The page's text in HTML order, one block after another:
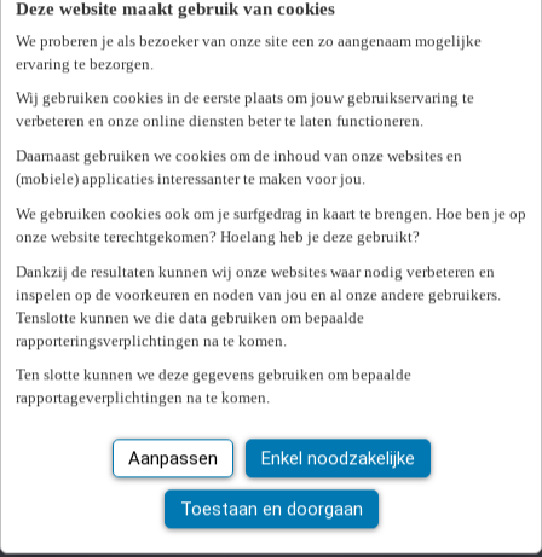
Deze website maakt gebruik van cookies
We proberen je als bezoeker van onze site een zo aangenaam mogelijke
ervaring te bezorgen.
Wij gebruiken cookies in de eerste plaats om jouw gebruikservaring te
verbeteren en onze online diensten beter te laten functioneren.
Daarnaast gebruiken we cookies om de inhoud van onze websites en
(mobiele) applicaties interessanter te maken voor jou.
We gebruiken cookies ook om je surfgedrag in kaart te brengen. Hoe ben je op
onze website terechtgekomen? Hoelang heb je deze gebruikt?
Dankzij de resultaten kunnen wij onze websites waar nodig verbeteren en
inspelen op de voorkeuren en noden van jou en al onze andere gebruikers.
Tenslotte kunnen we die data gebruiken om bepaalde
rapporteringsverplichtingen na te komen.
Ten slotte kunnen we deze gegevens gebruiken om bepaalde
rapportageverplichtingen na te komen.
Aanpassen Enkel noodzakelijke
Toestaan en doorgaan
onderneming zijn echter de professionals die u tewerkstelt.
Afhankelijk van uw specifieke behoeften, stelt Unique Career u de
juiste Project Consultants voor. Bent u benieuwd naar wat andere
bedrijven vertellen over de samenwerking met Unique Career?
Ontdek de testimonials
Projecten in verschillende domeinen
HR
HR assistant
HR administration officer
Junior & Senior Recruiter
HR Manager